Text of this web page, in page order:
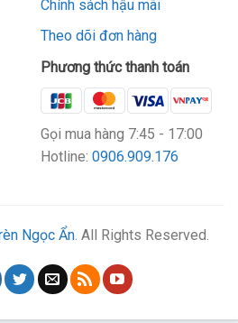
Chính sách hậu mãi
Theo dõi đơn hàng
Phương thức thanh toán
Gọi mua hàng 7:45 - 17:00
Hotline: 0906.909.176
Ngọc Ẩn . All Rights Reserved.